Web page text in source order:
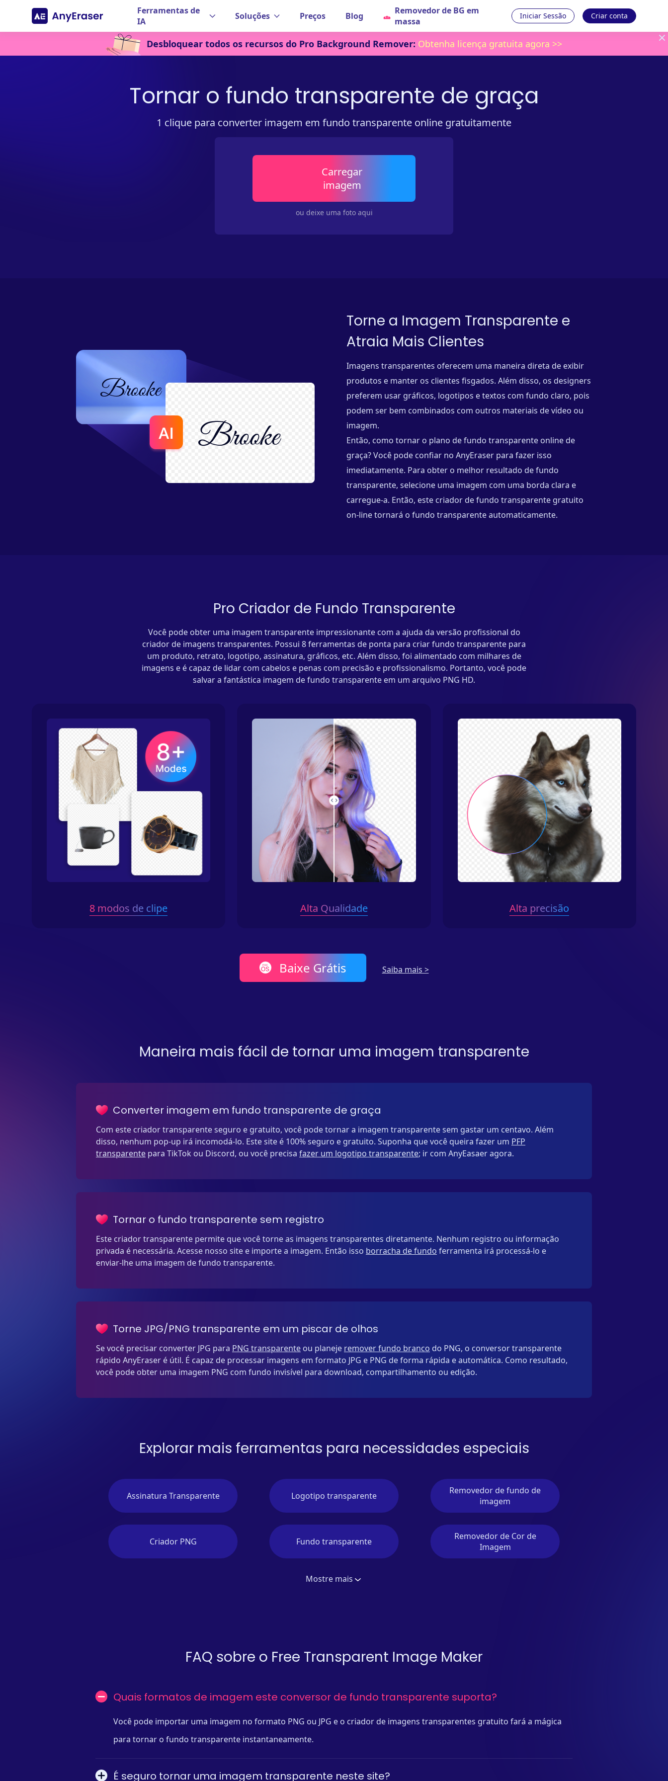
Ferramentas de
IA
Soluções Preços Blog
Removedor de BG em
massa
Iniciar Sessão Criar conta
Desbloquear todos os recursos do Pro Background Remover: Obtenha licença gratuita agora >>
Tornar o fundo transparente de graça
1 clique para converter imagem em fundo transparente online gratuitamente
Carregar
imagem
ou deixe uma foto aqui
Torne a Imagem Transparente e
Atraia Mais Clientes
Imagens transparentes oferecem uma maneira direta de exibir
produtos e manter os clientes fisgados. Além disso, os designers
preferem usar gráficos, logotipos e textos com fundo claro, pois
podem ser bem combinados com outros materiais de vídeo ou
imagem.
Então, como tornar o plano de fundo transparente online de
graça? Você pode confiar no AnyEraser para fazer isso
imediatamente. Para obter o melhor resultado de fundo
transparente, selecione uma imagem com uma borda clara e
carregue-a. Então, este criador de fundo transparente gratuito
on-line tornará o fundo transparente automaticamente.
Pro Criador de Fundo Transparente
Você pode obter uma imagem transparente impressionante com a ajuda da versão profissional do
criador de imagens transparentes. Possui 8 ferramentas de ponta para criar fundo transparente para
um produto, retrato, logotipo, assinatura, gráficos, etc. Além disso, foi alimentado com milhares de
imagens e é capaz de lidar com cabelos e penas com precisão e profissionalismo. Portanto, você pode
salvar a fantástica imagem de fundo transparente em um arquivo PNG HD.
8 modos de clipe Alta Qualidade Alta precisão
Baixe Grátis Saiba mais >
Maneira mais fácil de tornar uma imagem transparente
Converter imagem em fundo transparente de graça
Com este criador transparente seguro e gratuito, você pode tornar a imagem transparente sem gastar um centavo. Além
disso, nenhum pop-up irá incomodá-lo. Este site é 100% seguro e gratuito. Suponha que você queira fazer um PFP
transparente para TikTok ou Discord, ou você precisa fazer um logotipo transparente; ir com AnyEasaer agora.
Tornar o fundo transparente sem registro
Este criador transparente permite que você torne as imagens transparentes diretamente. Nenhum registro ou informação
privada é necessária. Acesse nosso site e importe a imagem. Então isso borracha de fundo ferramenta irá processá-lo e
enviar-lhe uma imagem de fundo transparente.
Torne JPG/PNG transparente em um piscar de olhos
Se você precisar converter JPG para PNG transparente ou planeje remover fundo branco do PNG, o conversor transparente
rápido AnyEraser é útil. É capaz de processar imagens em formato JPG e PNG de forma rápida e automática. Como resultado,
você pode obter uma imagem PNG com fundo invisível para download, compartilhamento ou edição.
Explorar mais ferramentas para necessidades especiais
Assinatura Transparente Logotipo transparente
Removedor de fundo de
imagem
Criador PNG Fundo transparente
Removedor de Cor de
Imagem
Mostre mais
FAQ sobre o Free Transparent Image Maker
Quais formatos de imagem este conversor de fundo transparente suporta?
Você pode importar uma imagem no formato PNG ou JPG e o criador de imagens transparentes gratuito fará a mágica
para tornar o fundo transparente instantaneamente.
É seguro tornar uma imagem transparente neste site?